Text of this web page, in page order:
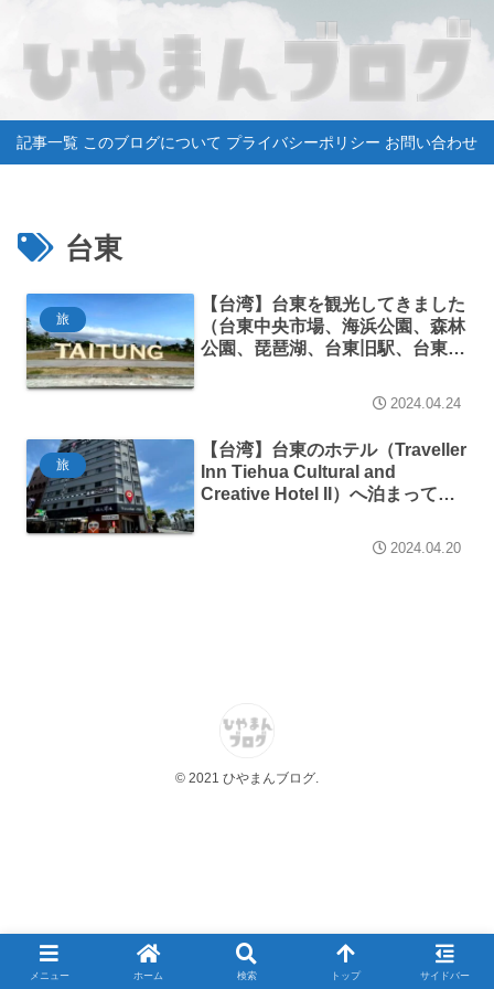
記事一覧 このブログについて プライバシーポリシー お問い合わせ
台東
旅
【台湾】台東を観光してきました
（台東中央市場、海浜公園、森林
公園、琵琶湖、台東旧駅、台東正
2024.04.24
旅
【台湾】台東のホテル（Traveller
Inn Tiehua Cultural and
Creative Hotel II）へ泊まってき
2024.04.20
© 2021 ひやまんブログ.
メニュー ホーム 検索 トップ サイドバー